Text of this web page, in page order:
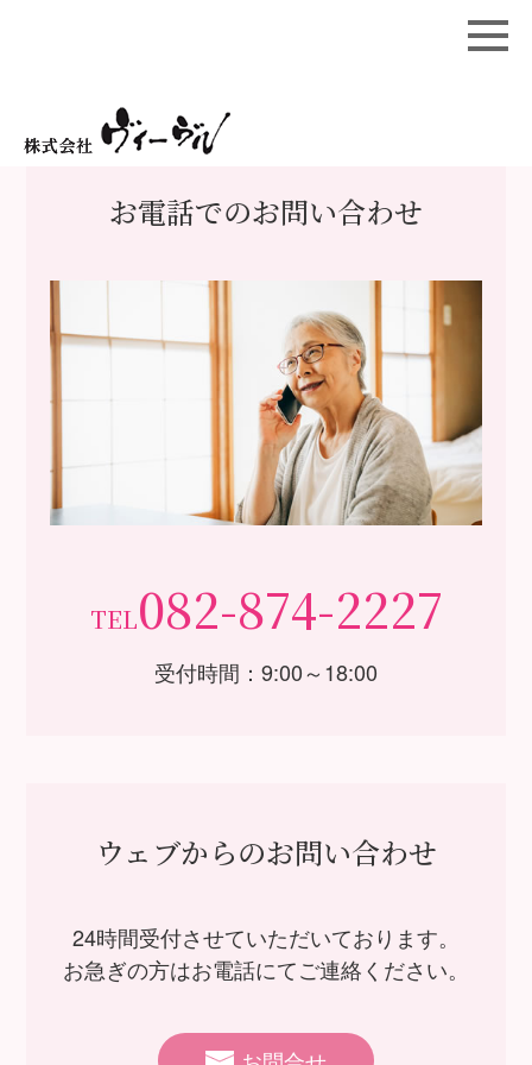
お電話でのお問い合わせ
TEL082-874-2227
受付時間：9:00～18:00
ウェブからのお問い合わせ
24時間受付させていただいております。
お急ぎの方はお電話にてご連絡ください。